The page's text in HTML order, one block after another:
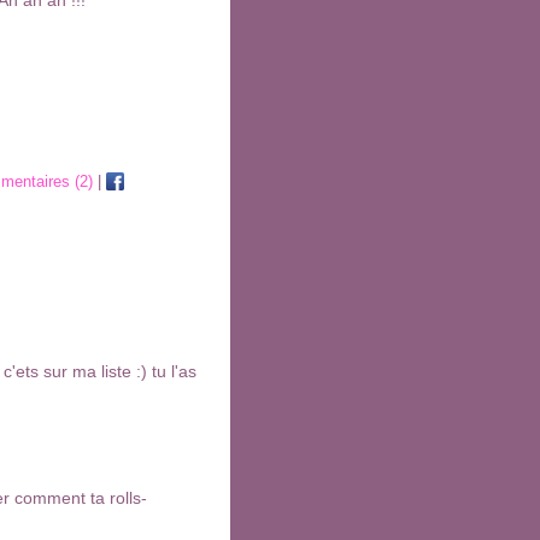
(2)
sur ma liste :) tu l'as
comment ta rolls-